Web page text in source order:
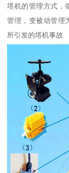
塔机的管理方式，
管理，变被动管理
所引发的塔机事故